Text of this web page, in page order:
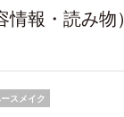
報・読み物）
スメイク